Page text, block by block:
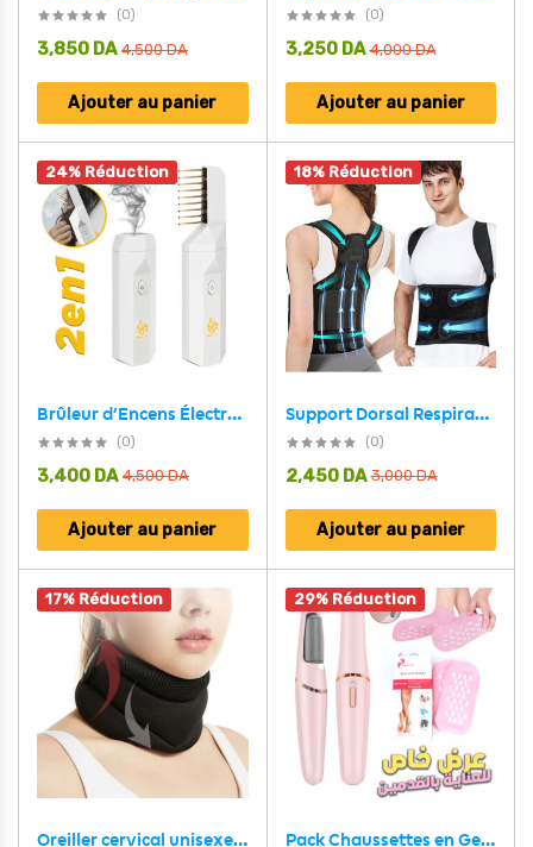
(0)
4,500DA
3,850 DA
Ajouter au panier
(0)
4,000DA
3,250 DA
Ajouter au panier
24% Réduction
Brûleur d’Encens Électronique et Peignes à Cheveux 2en1 – جهاز البخور ومشط الشعر
(0)
4,500DA
3,400 DA
Ajouter au panier
18% Réduction
Support Dorsal Respirant et Réglable pour la Correction de la Posture – حزام شد الظهر
(0)
3,000DA
2,450 DA
Ajouter au panier
17% Réduction
Oreiller cervical unisexe pour le soutien du cou et les douleurs cervicales – وسادة العنق
29% Réduction
Pack Chaussettes en Gel de Silicone réutilisables avec Broyeur électrique de pieds – عرض خاص